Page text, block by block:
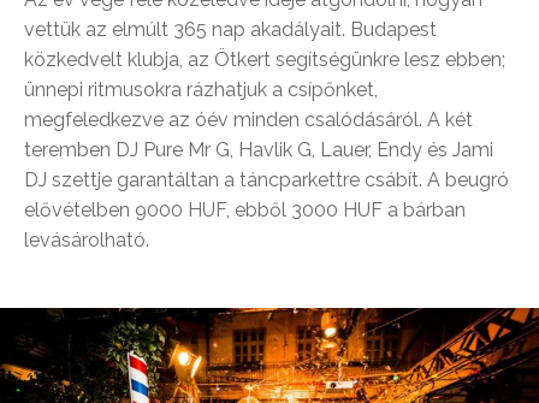
vettük az elmúlt 365 nap akadályait. Budapest
közkedvelt klubja, az Ötkert segítségünkre lesz ebben;
ünnepi ritmusokra rázhatjuk a csípőnket,
megfeledkezve az óév minden csalódásáról. A két
teremben DJ Pure Mr G, Havlik G, Lauer, Endy és Jami
DJ szettje garantáltan a táncparkettre csábít. A beugró
elővételben 9000 HUF, ebből 3000 HUF a bárban
levásárolható.